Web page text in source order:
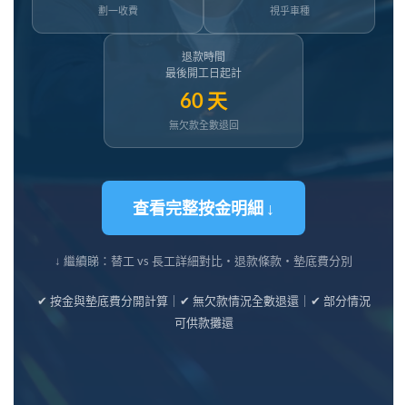
劃一收費 視乎車種
退款時間
最後開工日起計
60 天
無欠款全數退回
查看完整按金明細 ↓
↓ 繼續睇：替工 vs 長工詳細對比・退款條款・墊底費分別
✔ 按金與墊底費分開計算｜✔ 無欠款情況全數退還｜✔ 部分情況
可供款攤還